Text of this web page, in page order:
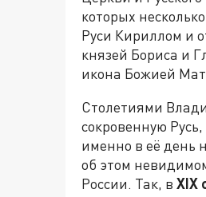
которых
Руси Кириллом и
князей Бориса и
икона Божией
Столетиями
сокровенную
именно в её день
об этом
России. Так, в XIX